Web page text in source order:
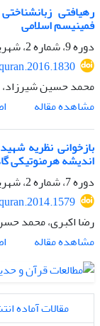
رهیافتی
فمینیسم اسلامی
دوره 9، شماره 2، شهریور 1395، صفحه
محمد حسین
مشاهده مقاله
بازخوانی نظریه
اندیشه هرمنوتیکی
دوره 7، شماره 2، شهریور 1393، صفحه
رضا اکبری، محمد
مشاهده مقاله
مقالات آماده